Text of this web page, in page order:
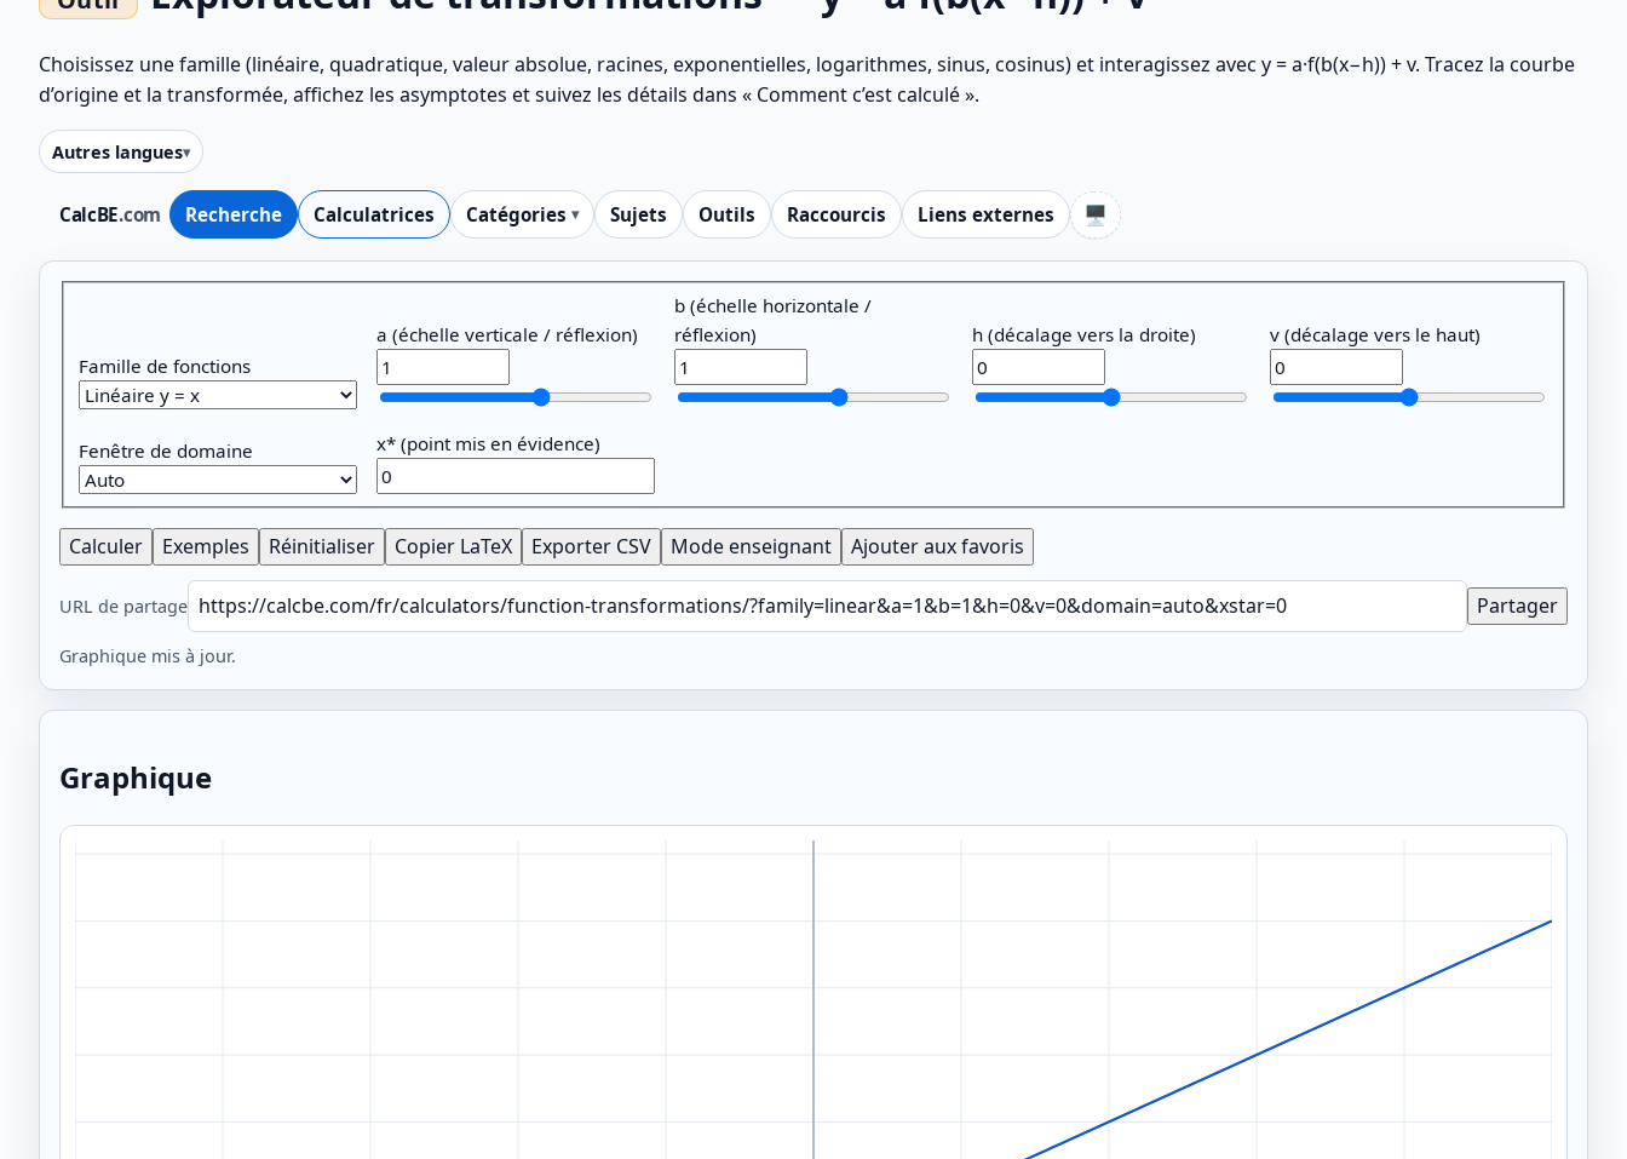
CalcBE.com Recherche Calculatrices Catégories Sujets Outils Raccourcis Liens externes 🖥️
Choisissez une famille (linéaire, quadratique, valeur absolue, racines, exponentielles, logarithmes, sinus, cosinus) et interagissez avec y = a·f(b(x−h)) + v. Tracez la courbe
d’origine et la transformée, affichez les asymptotes et suivez les détails dans « Comment c’est calculé ».
Autres langues
Famille de fonctions
a (échelle verticale / réflexion)
b (échelle horizontale /
réflexion)
h (décalage vers la droite) v (décalage vers le haut)
Fenêtre de domaine x* (point mis en évidence)
Calculer Exemples Réinitialiser Copier LaTeX Exporter CSV Mode enseignant Ajouter aux favoris
URL de partage Partager
Graphique mis à jour.
Graphique